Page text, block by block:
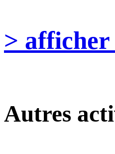
> afficher
Autres